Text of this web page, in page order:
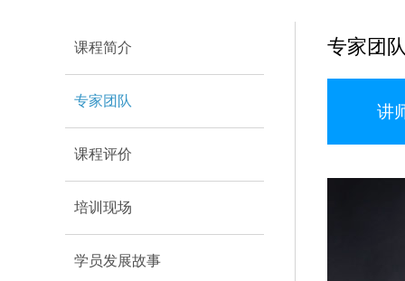
课程简介
专家团队
课程评价
培训现场
学员发展故事
专家团
讲